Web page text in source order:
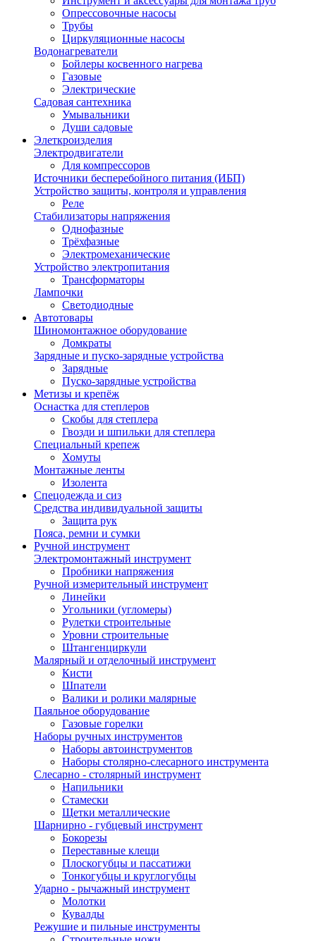
Опрессовочные насосы
Трубы
Циркуляционные насосы
Водонагреватели
Бойлеры косвенного нагрева
Газовые
Электрические
Садовая сантехника
Умывальники
Души садовые
Элеткроизделия
Электродвигатели
Для компрессоров
Источники бесперебойного питания (ИБП)
Устройство защиты, контроля и управления
Реле
Стабилизаторы напряжения
Однофазные
Трёхфазные
Электромеханические
Устройство электропитания
Трансформаторы
Лампочки
Светодиодные
Автотовары
Шиномонтажное оборудование
Домкраты
Зарядные и пуско-зарядные устройства
Зарядные
Пуско-зарядные устройства
Метизы и крепёж
Оснастка для степлеров
Скобы для степлера
Гвозди и шпильки для степлера
Специальный крепеж
Хомуты
Монтажные ленты
Изолента
Спецодежда и сиз
Средства индивидуальной защиты
Защита рук
Пояса, ремни и сумки
Ручной инструмент
Электромонтажный инструмент
Пробники напряжения
Ручной измерительный инструмент
Линейки
Угольники (угломеры)
Рулетки строительные
Уровни строительные
Штангенциркули
Малярный и отделочный инструмент
Кисти
Шпатели
Валики и ролики малярные
Паяльное оборудование
Газовые горелки
Наборы ручных инструментов
Наборы автоинструментов
Наборы столярно-слесарного инструмента
Слесарно - столярный инструмент
Напильники
Стамески
Щетки металлические
Шарнирно - губцевый инструмент
Бокорезы
Переставные клещи
Плоскогубцы и пассатижи
Тонкогубцы и круглогубцы
Ударно - рычажный инструмент
Молотки
Кувалды
Режушие и пильные инструменты